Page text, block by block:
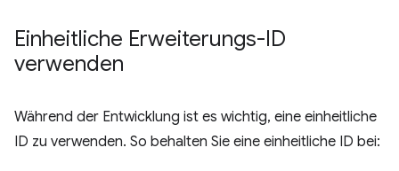
Einheitliche Erweiterungs-ID
verwenden
Während der Entwicklung ist es wichtig, eine einheitliche
ID zu verwenden. So behalten Sie eine einheitliche ID bei: